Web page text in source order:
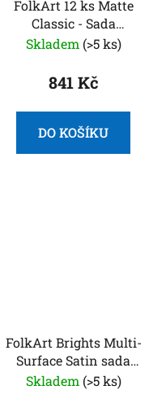
FolkArt 12 ks Matte
Classic - Sada
akrylových barev s
Skladem (>5 ks)
841 Kč
DO KOŠÍKU
FolkArt Brights Multi-
Surface Satin sada
akrylových barev 10 ks
Skladem (>5 ks)